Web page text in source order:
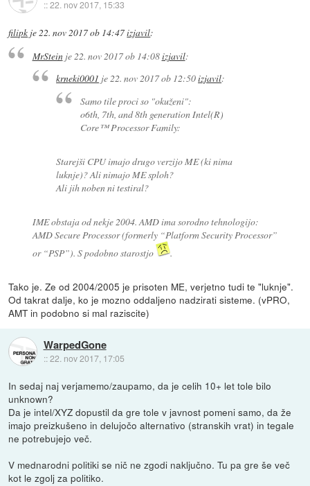
::22. nov 2017, 15:33
filipk je22. nov 2017 ob 14:47izjavil:
MrSteinje 22. nov 2017 ob 14:08izjavil:
krneki0001 je22. nov 2017 ob 12:50izjavil:
Samo tile proci so "okuženi":
o6th, 7th, and 8th generation Intel(R)
Core™ Processor Family:
Starejši CPU imajo drugo verzijo ME (ki nima
luknje)? Ali nimajo ME sploh?
Ali jih noben ni testiral?
IME obstaja od nekje 2004. AMD ima sorodno tehnologijo:
AMD Secure Processor (formerly “Platform Security Processor”
or “PSP”). S podobno starostjo
.
Tako je. Ze od 2004/2005 je prisoten ME, verjetno tudi te "luknje".
Od takrat dalje, ko je mozno oddaljeno nadzirati sisteme. (vPRO,
AMT in podobno si mal raziscite)
WarpedGone
::22. nov 2017, 17:05
In sedaj naj verjamemo/zaupamo, da je celih 10+ let tole bilo
unknown?
Da je intel/XYZ dopustil da gre tole v javnost pomeni samo, da že
imajo preizkušeno in delujočo alternativo (stranskih vrat) in tegale
ne potrebujejo več.
V mednarodni politiki se nič ne zgodi naključno. Tu pa gre še več
kot le zgolj za politiko.